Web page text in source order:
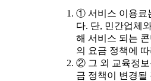
① 서비스 이용료
다. 단, 민간업체
해 서비스 되는
의 요금 정책에
② 그 외 교육정보
금 정책이 변경될